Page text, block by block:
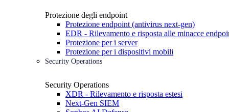
Protezione degli endpoint
Protezione endpoint (antivirus next-gen)
EDR - Rilevamento e risposta alle minacce
Protezione per i server
Protezione per i dispositivi mobili
Security Operations
Security Operations
XDR - Rilevamento e risposta estesi
Next-Gen SIEM